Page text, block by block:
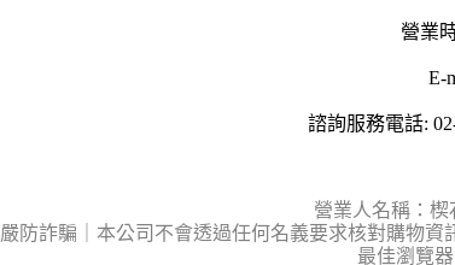
營業
E-
諮詢服務電話:
營業人名稱：
嚴防詐騙｜本公司不會透過任何名義要求核對購物
最佳瀏覽